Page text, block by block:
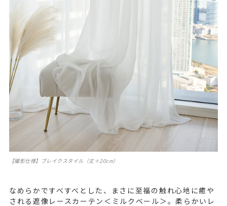
【撮影仕様】ブレイクスタイル（丈＋20cm）
なめらかですべすべとした、まさに至福の触れ心地に癒や
される遮像レースカーテン＜ミルクベール＞。柔らかいレ